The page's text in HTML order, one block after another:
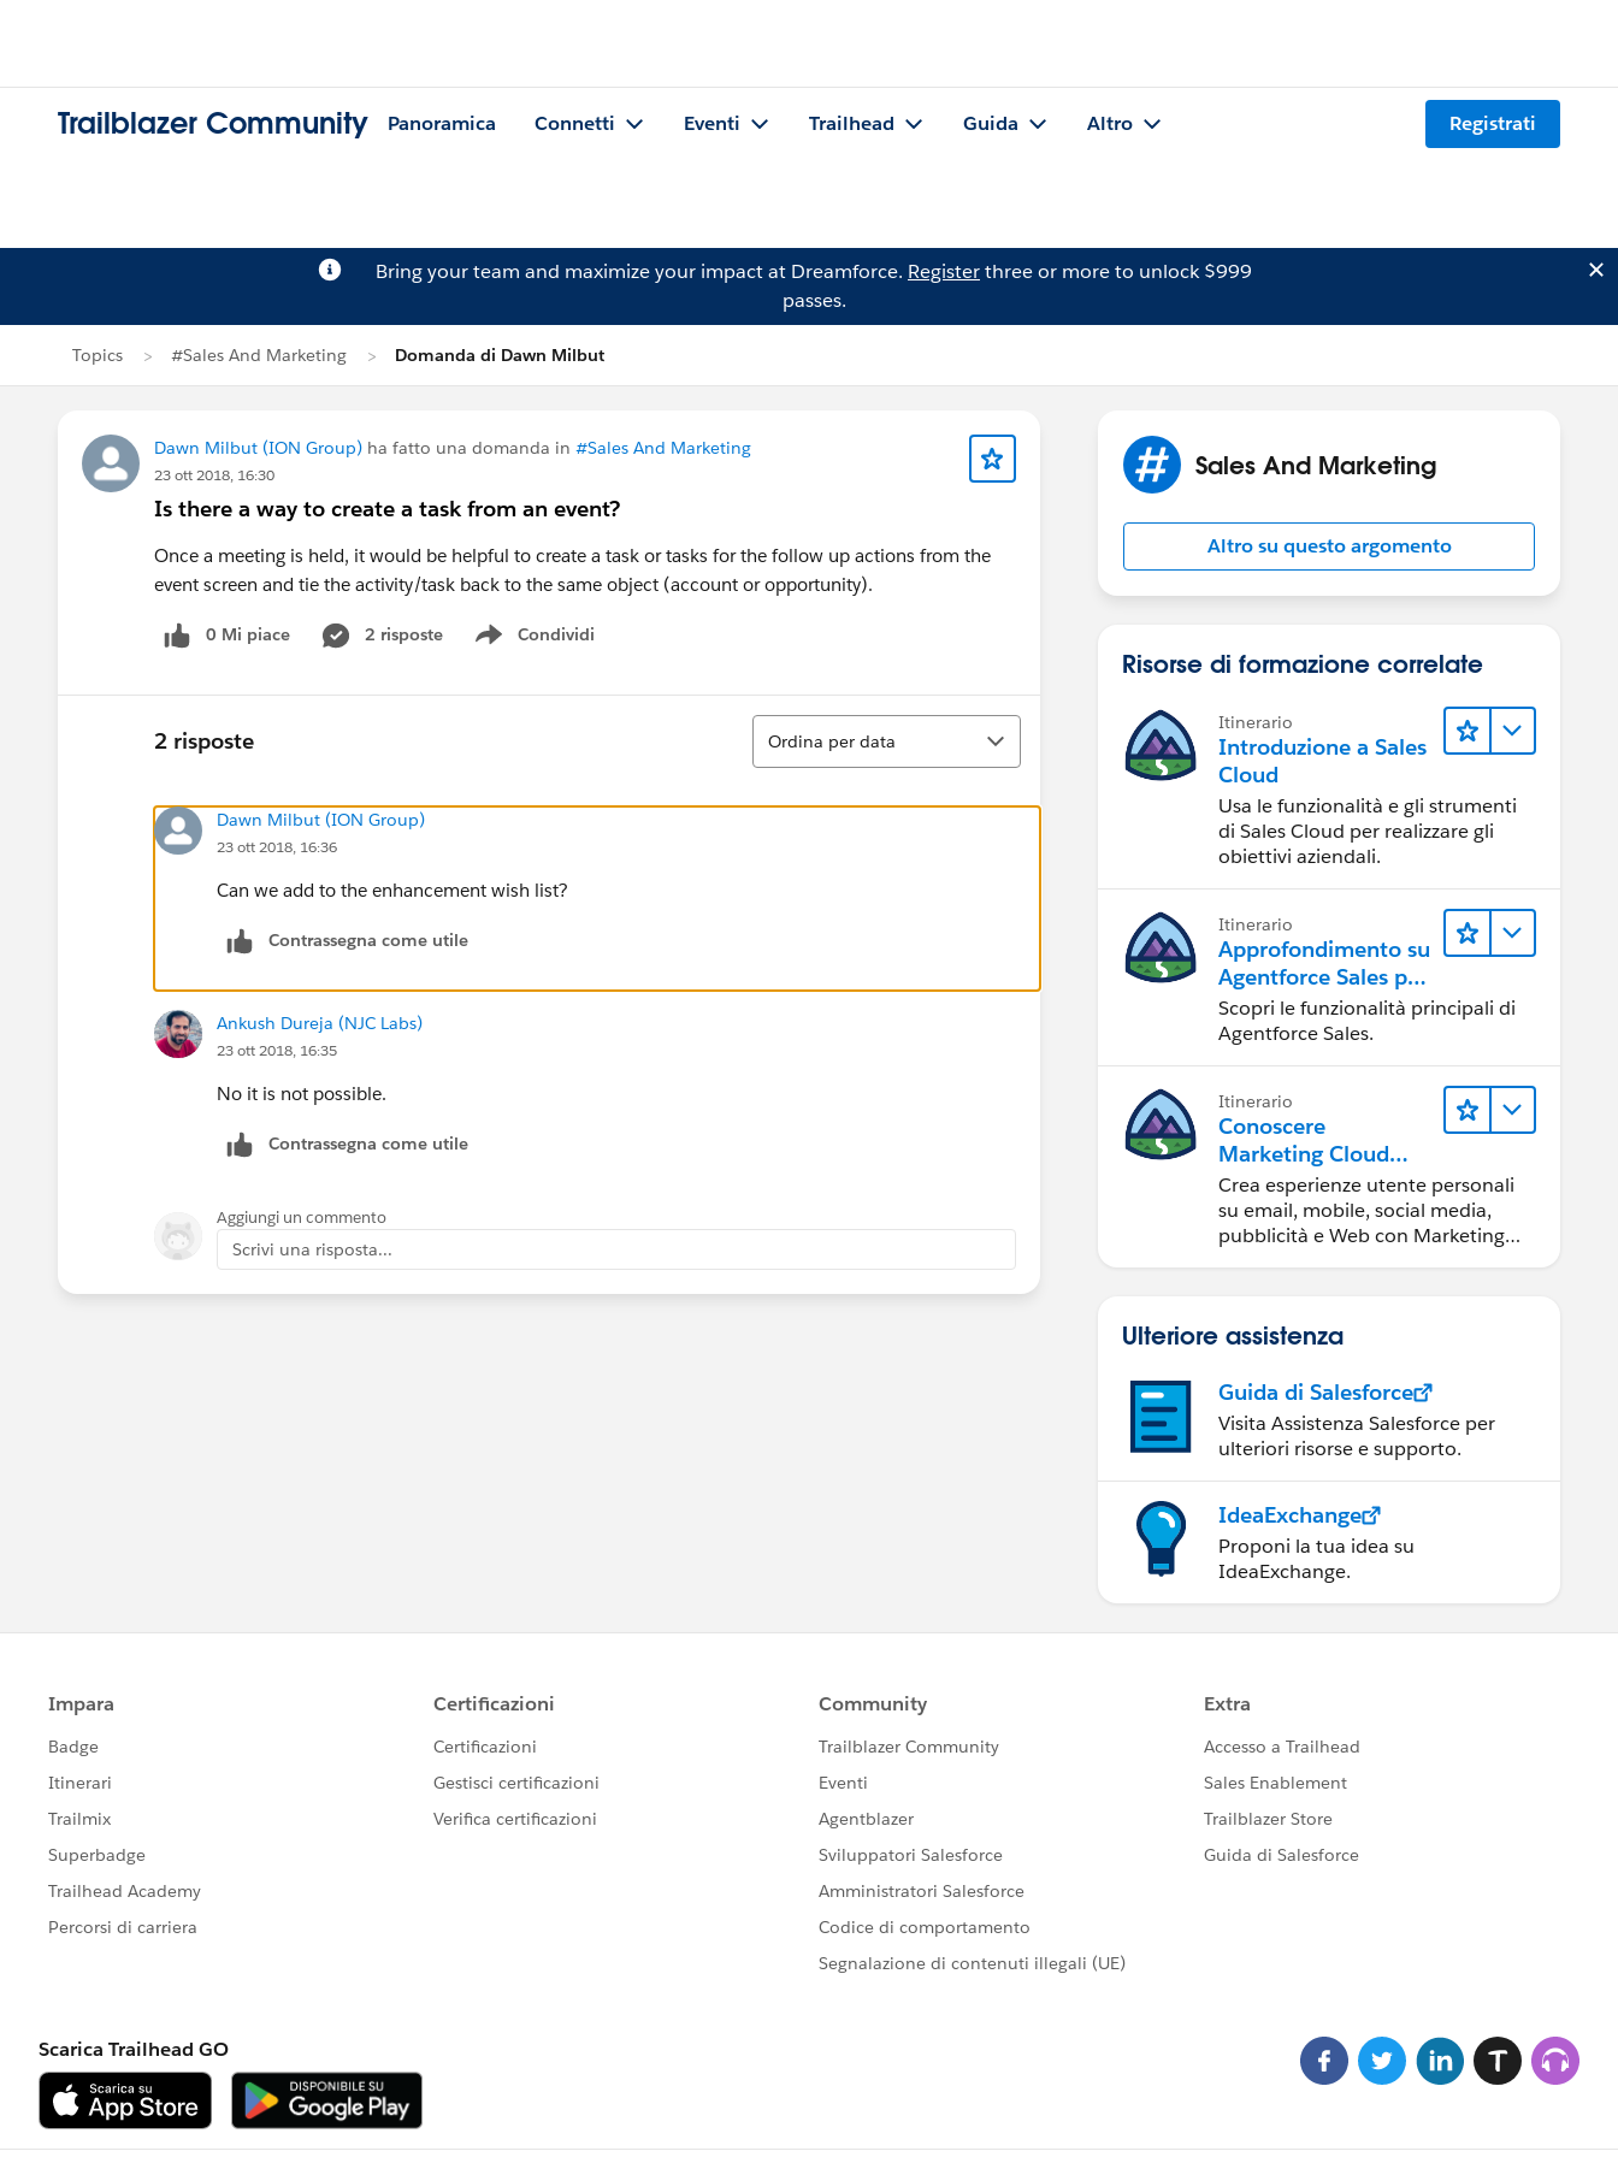
Trailblazer Community Panoramica Connetti Eventi Trailhead Guida Altro Registrati
Bring your team and maximize your impact at Dreamforce. Registerthree or more to unlock $999
passes.
Topics #Sales And Marketing Domanda di Dawn Milbut
Dawn Milbut (ION Group) ha fatto una domanda in #Sales And Marketing
23 ott 2018, 16:30
Is there a way to create a task from an event?
Once a meeting is held, it would be helpful to create a task or tasks for the follow up actions from the
event screen and tie the activity/task back to the same object (account or opportunity).
0 Mi piace 2 risposte Condividi
Show menu
2 risposte
Ordina
Ordina per data
Dawn Milbut (ION Group)
23 ott 2018, 16:36
Can we add to the enhancement wish list?
Contrassegna come utile
Ankush Dureja (NJC Labs)
23 ott 2018, 16:35
No it is not possible.
Contrassegna come utile
Aggiungi un commento
Scrivi una risposta...
Sales And Marketing
Altro su questo argomento
Risorse di formazione correlate
Itinerario
Introduzione a Sales
Cloud
Usa le funzionalità e gli strumenti
di Sales Cloud per realizzare gli
obiettivi aziendali.
Itinerario
Approfondimento su
Agentforce Sales per
gli amministratori
Scopri le funzionalità principali di
Agentforce Sales.
Itinerario
Conoscere
Marketing Cloud
Engagement
Crea esperienze utente personali
su email, mobile, social media,
pubblicità e Web con Marketing
Ulteriore assistenza
Guida di Salesforce
Visita Assistenza Salesforce per
ulteriori risorse e supporto.
IdeaExchange
Proponi la tua idea su
IdeaExchange.